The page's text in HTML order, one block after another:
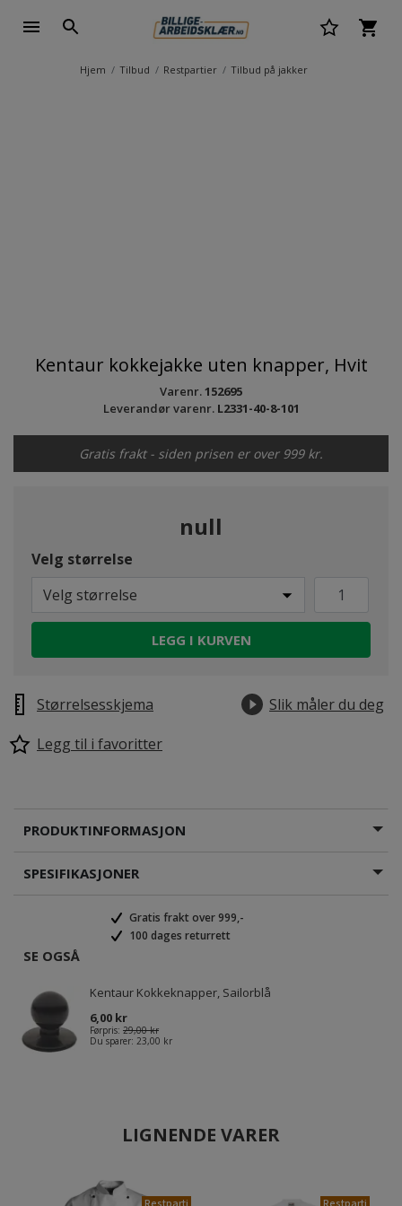
Hjem Tilbud Restpartier Tilbud på jakker
Kentaur kokkejakke uten knapper, Hvit
Varenr.152695
Leverandør varenr. L2331-40-8-101
Gratis frakt - siden prisen er over 999 kr.
null
Velg størrelse
Velg størrelse
LEGG I KURVEN
Størrelsesskjema
Slik måler du deg
Legg til i favoritter
PRODUKTINFORMASJON
SPESIFIKASJONER
Gratis frakt over 999,-
100 dages returrett
SE OGSÅ
Kentaur Kokkeknapper, Sailorblå
6,00 kr
Førpris: 29,00 kr
Du sparer: 23,00 kr
LIGNENDE VARER